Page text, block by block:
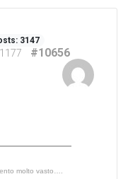
3147
#10656
molto vasto….